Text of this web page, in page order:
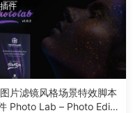
件
片滤镜风格场景特效脚本
Photo Lab – Photo Editi